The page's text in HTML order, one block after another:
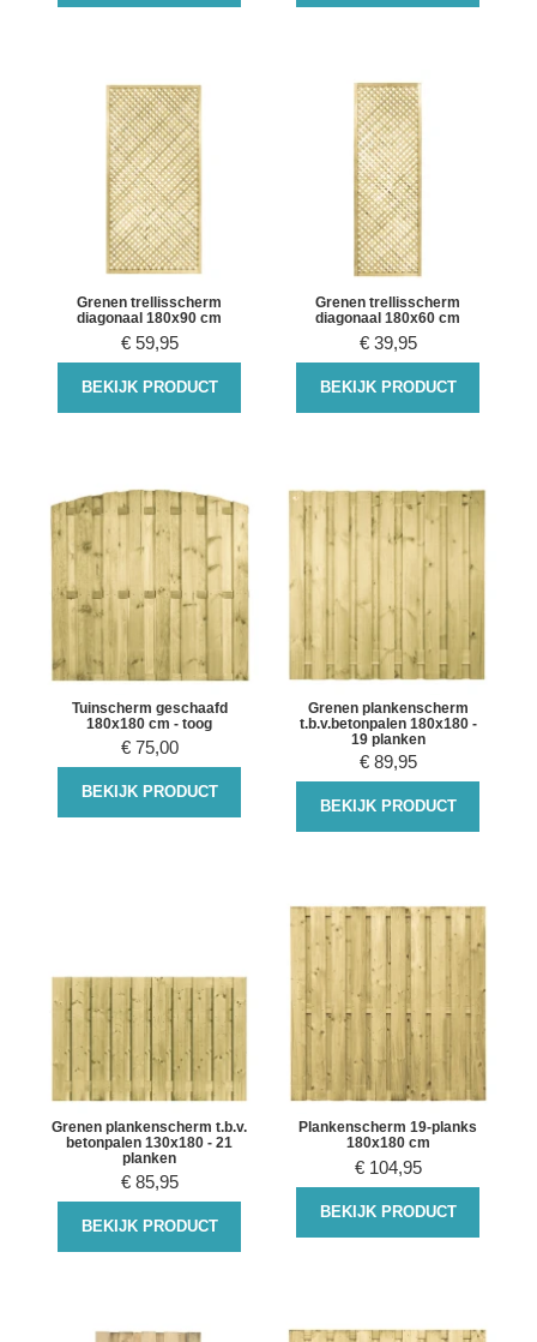
Grenen trellisscherm
diagonaal 180x90 cm
€ 59,95
BEKIJK PRODUCT
Grenen trellisscherm
diagonaal 180x60 cm
€ 39,95
BEKIJK PRODUCT
Tuinscherm geschaafd
180x180 cm - toog
€ 75,00
BEKIJK PRODUCT
Grenen plankenscherm
t.b.v.betonpalen 180x180 -
19 planken
€ 89,95
BEKIJK PRODUCT
Grenen plankenscherm t.b.v.
betonpalen 130x180 - 21
planken
€ 85,95
BEKIJK PRODUCT
Plankenscherm 19-planks
180x180 cm
€ 104,95
BEKIJK PRODUCT